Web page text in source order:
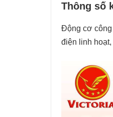
Thông số
Động cơ
điện linh